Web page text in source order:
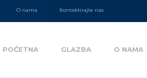
O nama Kontaktirajte nas
POČETNA GLAZBA O NAMA